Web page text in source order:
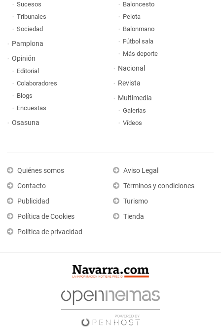
Sucesos
Tribunales
Sociedad
Pamplona
Opinión
Editorial
Colaboradores
Blogs
Encuestas
Osasuna
Baloncesto
Pelota
Balonmano
Fútbol sala
Más deporte
Nacional
Revista
Multimedia
Galerías
Vídeos
Quiénes somos
Contacto
Publicidad
Política de Cookies
Política de privacidad
Aviso Legal
Términos y condiciones
Turismo
Tienda